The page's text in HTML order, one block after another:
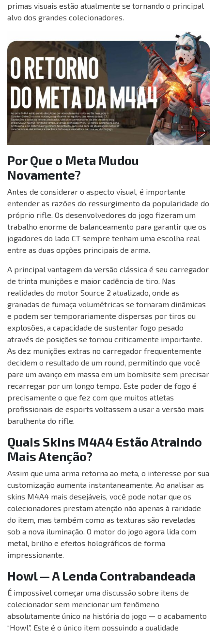
primas visuais estão atualmente se tornando o principal
alvo dos grandes colecionadores.
Por Que o Meta Mudou
Novamente?
Antes de considerar o aspecto visual, é importante
entender as razões do ressurgimento da popularidade do
próprio rifle. Os desenvolvedores do jogo fizeram um
trabalho enorme de balanceamento para garantir que os
jogadores do lado CT sempre tenham uma escolha real
entre as duas opções principais de arma.
A principal vantagem da versão clássica é seu carregador
de trinta munições e maior cadência de tiro. Nas
realidades do motor Source 2 atualizado, onde as
granadas de fumaça volumétricas se tornaram dinâmicas
e podem ser temporariamente dispersas por tiros ou
explosões, a capacidade de sustentar fogo pesado
através de posições se tornou criticamente importante.
As dez munições extras no carregador frequentemente
decidem o resultado de um round, permitindo que você
pare um avanço em massa em um bombsite sem precisar
recarregar por um longo tempo. Este poder de fogo é
precisamente o que fez com que muitos atletas
profissionais de esports voltassem a usar a versão mais
barulhenta do rifle.
Quais Skins M4A4 Estão Atraindo
Mais Atenção?
Assim que uma arma retorna ao meta, o interesse por sua
customização aumenta instantaneamente. Ao analisar as
skins M4A4 mais desejáveis, você pode notar que os
colecionadores prestam atenção não apenas à raridade
do item, mas também como as texturas são reveladas
sob a nova iluminação. O motor do jogo agora lida com
metal, brilho e efeitos holográficos de forma
impressionante.
Howl — A Lenda Contrabandeada
É impossível começar uma discussão sobre itens de
colecionador sem mencionar um fenômeno
absolutamente único na história do jogo — o acabamento
“Howl”. Este é o único item possuindo a qualidade